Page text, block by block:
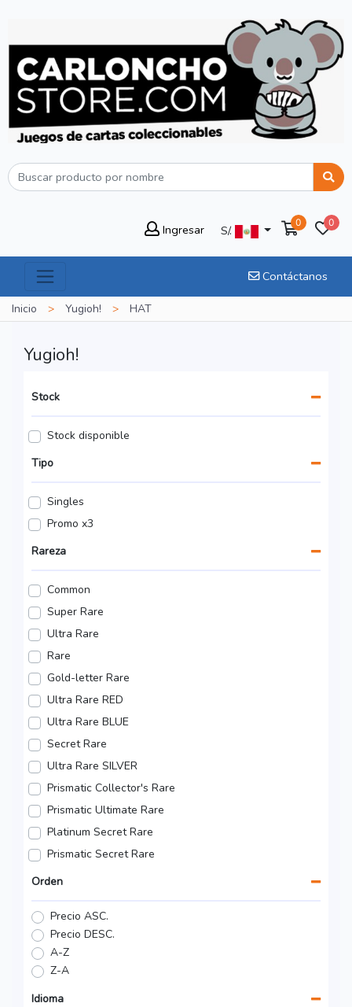
Ingresar S/.
0 0
Contáctanos
Inicio > Yugioh! > HAT
Yugioh!
Stock
Stock disponible
Tipo
Singles
Promo x3
Rareza
Common
Super Rare
Ultra Rare
Rare
Gold-letter Rare
Ultra Rare RED
Ultra Rare BLUE
Secret Rare
Ultra Rare SILVER
Prismatic Collector's Rare
Prismatic Ultimate Rare
Platinum Secret Rare
Prismatic Secret Rare
Orden
Precio ASC.
Precio DESC.
A-Z
Z-A
Idioma